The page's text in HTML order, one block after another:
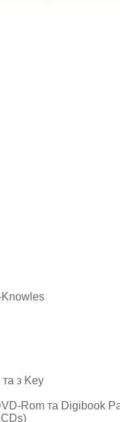
Knowles
з Key
Rom та Digibook
CDs)